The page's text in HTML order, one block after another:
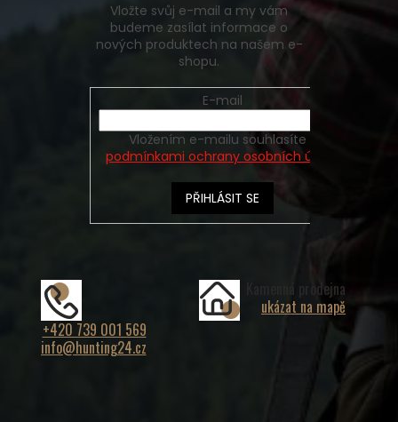
Vložte svůj e-mail a my vám
budeme zasílat informace o
nových produktech na našem e-
shopu.
E-mail
podmínkami ochrany osobních údajů
PŘIHLÁSIT SE
+420 739 001 569
info@hunting24.cz
Kamenná prodejna
ukázat na mapě